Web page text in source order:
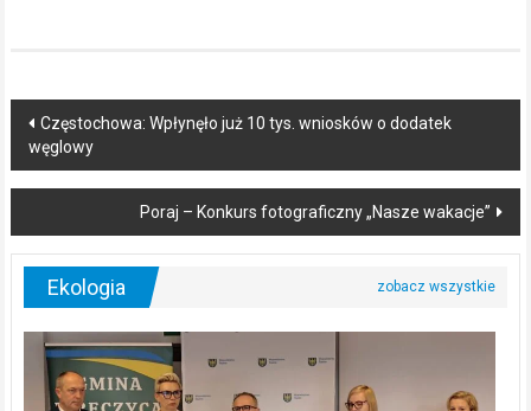
Post
navigation
Częstochowa: Wpłynęło już 10 tys. wniosków o dodatek
węglowy
Poraj – Konkurs fotograficzny „Nasze wakacje”
Ekologia